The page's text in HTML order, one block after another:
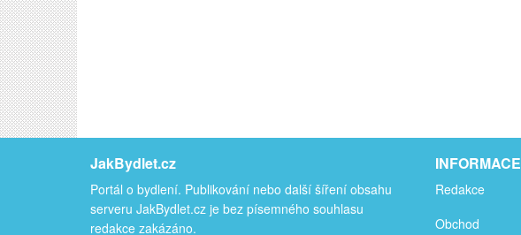
JakBydlet.cz
Portál o bydlení. Publikování nebo další šíření obsahu
serveru JakBydlet.cz je bez písemného souhlasu
redakce zakázáno.
INFORMACE
Redakce
Obchod